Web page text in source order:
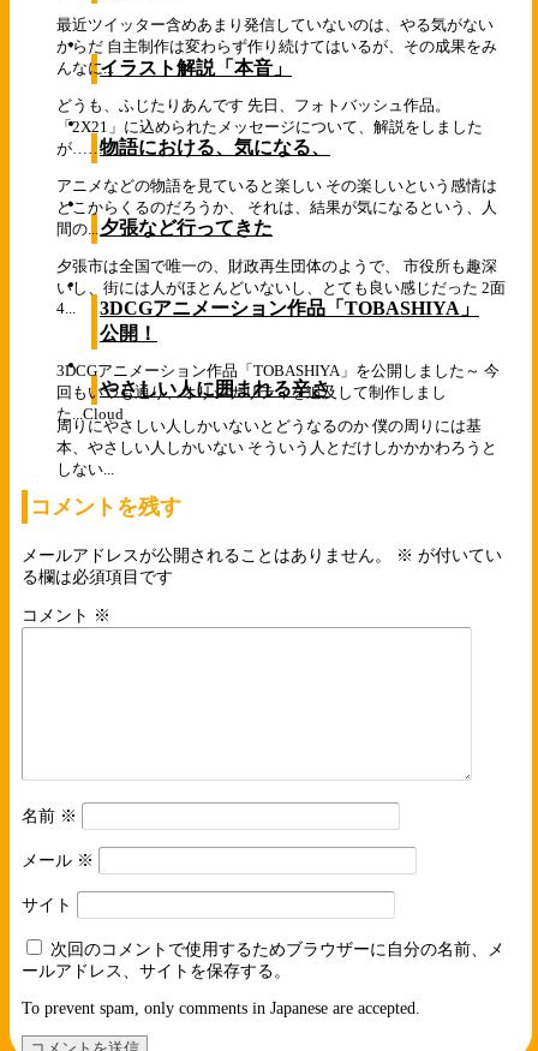
最近ツイッター含めあまり発信していないのは、やる気がない
からだ 自主制作は変わらず作り続けてはいるが、その成果をみ
んなに...イラスト解説「本音」
どうも、ふじたりあんです 先日、フォトバッシュ作品。
「2X21」に込められたメッセージについて、解説をしました
が……、...物語における、気になる、
アニメなどの物語を見ていると楽しい その楽しいという感情は
どこからくるのだろうか、 それは、結果が気になるという、人
間の...
夕張など行ってきた
夕張市は全国で唯一の、財政再生団体のようで、 市役所も趣深
いし、街には人がほとんどいないし、とても良い感じだった 2面
4...
3DCGアニメーション作品「TOBASHIYA」
公開！
3DCGアニメーション作品「TOBASHIYA」を公開しました～ 今
回もいつも通り、オリジナリティを追及して制作しまし
た...Cloud
やさしい人に囲まれる辛さ
周りにやさしい人しかいないとどうなるのか 僕の周りには基
本、やさしい人しかいない そういう人とだけしかかかわろうと
しない...
コメントを残す
メールアドレスが公開されることはありません。 ※ が付いてい
る欄は必須項目です
コメント ※
名前 ※
メール ※
サイト
次回のコメントで使用するためブラウザーに自分の名前、メ
ールアドレス、サイトを保存する。
To prevent spam, only comments in Japanese are accepted.